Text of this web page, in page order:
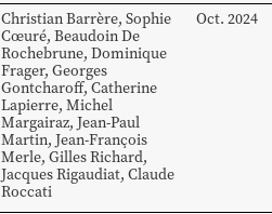
ChristianBarrère, Sophie
Cœuré, BeaudoinDe
Rochebrune, Dominique
Frager, Georges
Gontcharoff, Catherine
Lapierre, Michel
Margairaz, Jean-Paul
Martin, Jean-François
Merle, GillesRichard,
JacquesRigaudiat, Claude
Roccati
Oct. 2024